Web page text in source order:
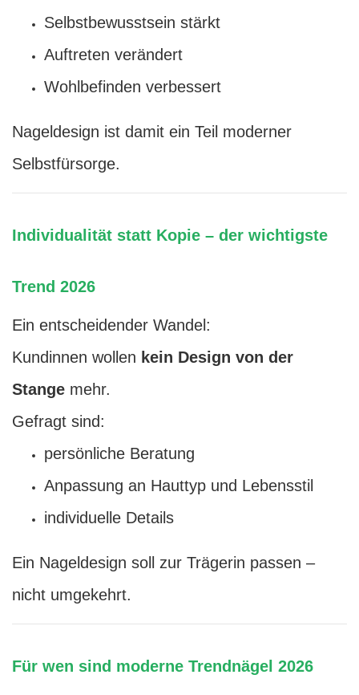
Selbstbewusstsein stärkt
Auftreten verändert
Wohlbefinden verbessert
Nageldesign ist damit ein Teil moderner
Selbstfürsorge.
Individualität statt Kopie – der wichtigste
Trend 2026
Ein entscheidender Wandel:
Kundinnen wollen kein Design von der
Stange mehr.
Gefragt sind:
persönliche Beratung
Anpassung an Hauttyp und Lebensstil
individuelle Details
Ein Nageldesign soll zur Trägerin passen –
nicht umgekehrt.
Für wen sind moderne Trendnägel 2026